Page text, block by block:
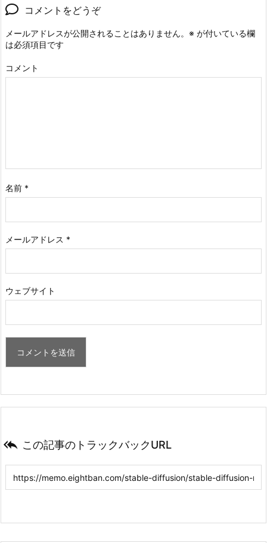
コメントをどうぞ
メールアドレスが公開されることはありません。 ※ が付いている欄
は必須項目です
コメント
名前 *
メールアドレス *
ウェブサイト
 この記事のトラックバックURL